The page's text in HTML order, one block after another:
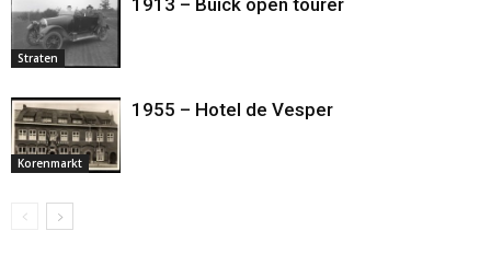
Straten
1913 – Buick open tourer
Korenmarkt
1955 – Hotel de Vesper